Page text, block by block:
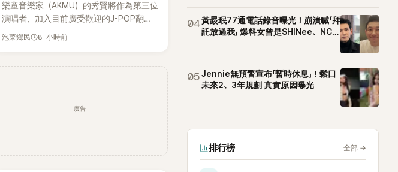
樂童音樂家（AKMU）的秀賢將作為第三位
演唱者，加入目前廣受歡迎的J-POP翻唱
企劃。繼太妍和Hanroro之後，秀賢已獲
泡菜鄉民 8 小時前
廣告
04黃晸珉77通電話錄音曝光！崩潰喊「拜
託放過我」 爆料女曾是SHINee、NCT
05Jennie無預警宣布「暫時休息」！鬆口
未來2、3年規劃 真實原因曝光
排行榜 全部 →